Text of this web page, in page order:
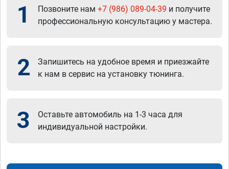
1 Позвоните нам +7 (986) 089-04-39 и получите
профессиональную консультацию у мастера.
2
Запишитесь на удобное время и приезжайте
к нам в сервис на установку тюнинга.
3
Оставьте автомобиль на 1-3 часа для
индивидуальной настройки.